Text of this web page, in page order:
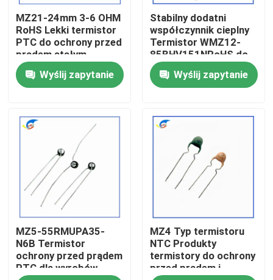
Do domu
Produkty
Filmy
O nas
Wycieczka po fabryce
Kontrola jakości
Skontaktuj się z nami
MZ21-24mm 3-6 OHM
RoHS Lekki termistor
PTC do ochrony przed
prądem stałym
termistor o dodatnim
współczynniku
cieplnym
Wyślij zapytanie
Stabilny dodatni
współczynnik cieplny
Termistor WMZ12-
85BHV151NRoHS do
ochrony przed prądem
nadprężnym
Certyfikowany zgodny
Wyślij zapytanie
MZ5-55RMUPA35-
N6B Termistor
ochrony przed prądem
PTC dla wyrobów
MZ4 Typ termistoru
NTC Produkty
termistory do ochrony
przed prądem i